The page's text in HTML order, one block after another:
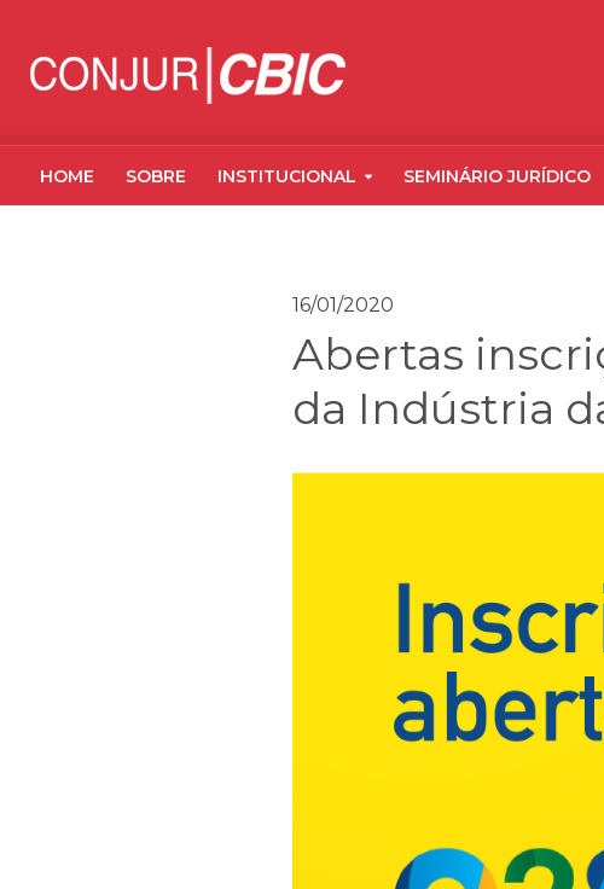
HOME SOBRE INSTITUCIONAL SEMINÁRIO JURÍDICO
16/01/2020
Abertas
da Indústria